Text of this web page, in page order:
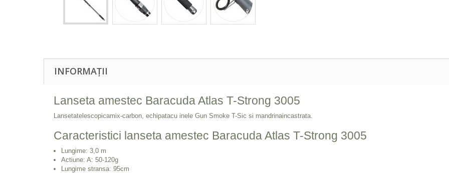
INFORMAȚII
Lanseta amestec Baracuda Atlas T-Strong 3005
Lansetatelescopicamix-carbon, echipatacu inele Gun Smoke T-Sic si mandrinaincastrata.
Caracteristici lanseta amestec Baracuda Atlas T-Strong 3005
Lungime: 3,0 m
Actiune: A: 50-120g
Lungime stransa: 95cm